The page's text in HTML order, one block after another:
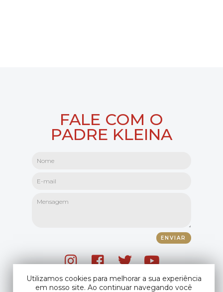
Utilizamos cookies para melhorar a sua experiência
em nosso site. Ao continuar navegando você
FALE COM O
PADRE KLEINA